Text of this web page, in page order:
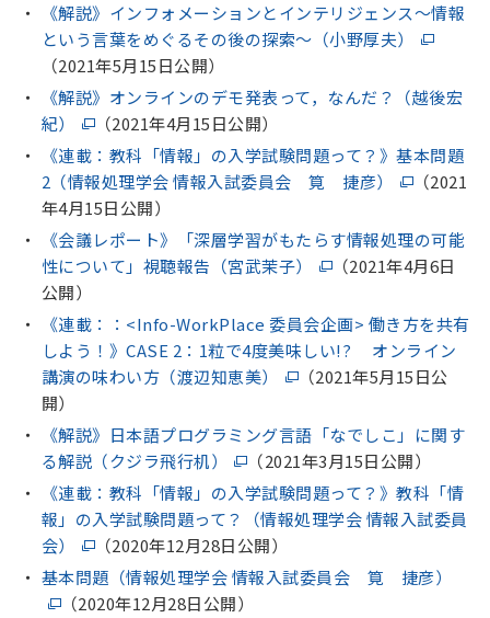
《解説》インフォメーションとインテリジェンス～情報
という言葉をめぐるその後の探索～（小野厚夫）
（2021年5月15日公開）
《解説》オンラインのデモ発表って，なんだ？（越後宏
紀）
（2021年4月15日公開）
《連載：教科「情報」の入学試験問題って？》基本問題
2（情報処理学会 情報入試委員会 筧 捷彦）
（2021
年4月15日公開）
《会議レポート》「深層学習がもたらす情報処理の可能
性について」視聴報告（宮武茉子）
（2021年4月6日
公開）
《連載：：<Info-WorkPlace 委員会企画> 働き方を共有
しよう！》CASE 2：1粒で4度美味しい!? オンライン
講演の味わい方（渡辺知恵美）
（2021年5月15日公
開）
《解説》日本語プログラミング言語「なでしこ」に関す
る解説（クジラ⾶⾏机）
（2021年3月15日公開）
《連載：教科「情報」の入学試験問題って？》教科「情
報」の入学試験問題って？（情報処理学会 情報入試委員
会）
（2020年12月28日公開）
基本問題（情報処理学会 情報入試委員会 筧 捷彦）
（2020年12月28日公開）